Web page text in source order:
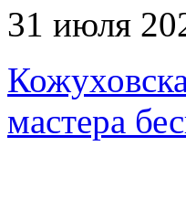
31 июля
мастера